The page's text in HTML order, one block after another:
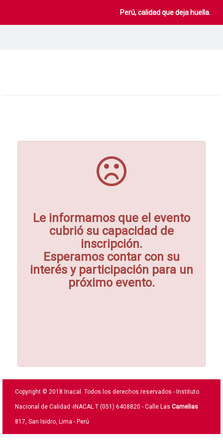
Perú, calidad que deja huella.
Le informamos que el evento
cubrió su capacidad de
inscripción.
Esperamos contar con su
interés y participación para un
próximo evento.
Copyright © 2018 Inacal. Todos los derechos reservados - Instituto
Nacional de Calidad -INACAL T (051) 6408820 - Calle Las Camelias
817, San Isidro, Lima - Perú